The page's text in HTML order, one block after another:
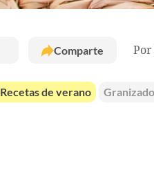
Comparte Por
Recetas de verano